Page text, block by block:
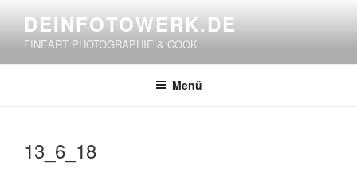
springen
DEINFOTOWERK.DE
FINEART PHOTOGRAPHIE & COOK
Menü
13_6_18